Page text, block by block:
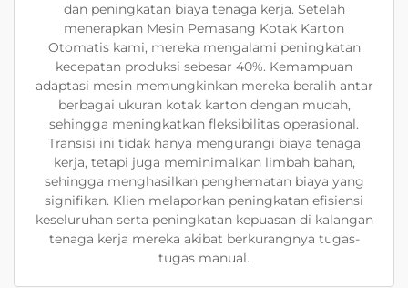
dan peningkatan biaya tenaga kerja. Setelah
menerapkan Mesin Pemasang Kotak Karton
Otomatis kami, mereka mengalami peningkatan
kecepatan produksi sebesar 40%. Kemampuan
adaptasi mesin memungkinkan mereka beralih antar
berbagai ukuran kotak karton dengan mudah,
sehingga meningkatkan fleksibilitas operasional.
Transisi ini tidak hanya mengurangi biaya tenaga
kerja, tetapi juga meminimalkan limbah bahan,
sehingga menghasilkan penghematan biaya yang
signifikan. Klien melaporkan peningkatan efisiensi
keseluruhan serta peningkatan kepuasan di kalangan
tenaga kerja mereka akibat berkurangnya tugas-
tugas manual.